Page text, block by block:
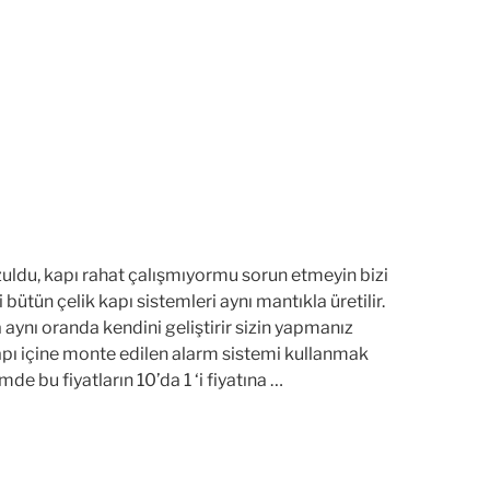
kapı rahat çalışmıyormu sorun etmeyin bizi
çelik kapı sistemleri aynı mantıkla üretilir.
aynı oranda kendini geliştirir sizin yapmanız
içine monte edilen alarm sistemi kullanmak
bu fiyatların 10’da 1 ‘i fiyatına …